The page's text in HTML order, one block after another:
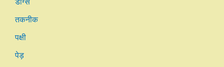
तकनीक
पक्षी
पेड़